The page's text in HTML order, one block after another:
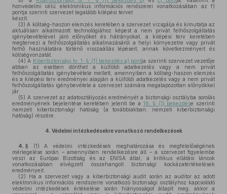
honvédelmi célú elektronikus információs rendszerei vonatkozásában az f)
pontja szerinti szervezet legalább kilépési tervet
készít.
(3) A költség-haszon elemzés keretében a szervezet vizsgálja és kimutatja az
aktuálisan alkalmazott technológiához képest a nem privát felhőszolgáltatás
igénybevételével járó előnyöket és hátrányokat, a kilépési terv keretében
megtervezi a felhőszolgáltatás alkalmazásáról a helyi környezetre vagy privát
felhő használatára történő visszaállás lépéseit, annak következményeit és
költségvonzatát.
(4) A Kiberbiztonsági tv. 1. § (1) bekezdés a) pontja szerinti szervezet vezetője
abban az esetben dönthet a külföldi adatkezelés vagy a nem privát
felhőszolgáltatás igénybevétele mellett, amennyiben a költség-haszon elemzés
és a kilépési terv eredményei alapján a külföldi adatkezelés vagy a nem privát
felhőszolgáltatás igénybevétele a szervezet számára megalapozottan előnyökkel
jár.
(5) A szervezet az adatosztályozás eredményét a biztonsági osztályba sorolás
eredményének bejelentése keretében jelenti be a 16. § (1) bekezdése szerinti
nemzeti kiberbiztonsági hatóság (a továbbiakban: nemzeti kiberbiztonsági
hatóság) részére.
4. Védelmi intézkedésekre vonatkozó rendelkezések
4. § (1) A védelmi intézkedések meghatározása és megfelelőségének
mérlegelése során – amennyiben rendelkezésre áll – a szervezet figyelembe
veszi az Európai Bizottság és az ENISA által, a kritikus ellátási láncok
vonatkozásában elvégzett összehangolt biztonsági kockázatértékelések
eredményeit.
(2) Ha a szervezet vagy a kiberbiztonsági audit során az auditor az adott
elektronikus információs rendszerre vonatkozó biztonsági osztályhoz kapcsolódó
védelmi intézkedések értékelése során hiányosságot állapít meg, akkor a